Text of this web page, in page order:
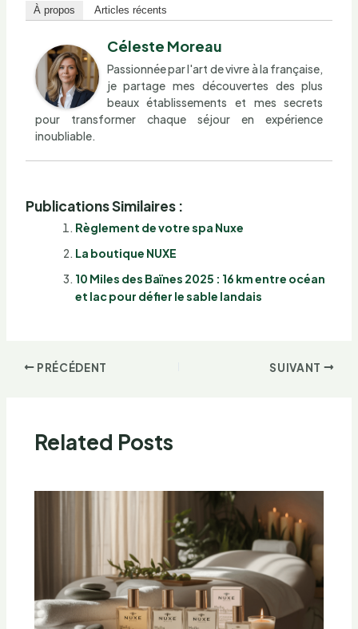
À propos Articles récents
Céleste Moreau
Passionnée par l'art de vivre à la française,
je partage mes découvertes des plus
beaux établissements et mes secrets
pour transformer chaque séjour en expérience
inoubliable.
Publications Similaires :
Règlement de votre spa Nuxe
La boutique NUXE
10 Miles des Baïnes 2025 : 16 km entre océan
et lac pour défier le sable landais
PRÉCÉDENT SUIVANT
Related Posts